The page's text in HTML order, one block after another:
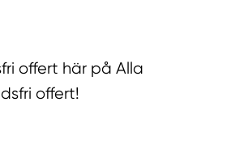
offert här på Alla
offert!